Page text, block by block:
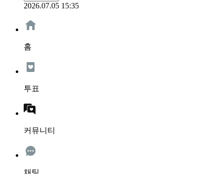
2026.07.05 15:35
홈
투표
커뮤니티